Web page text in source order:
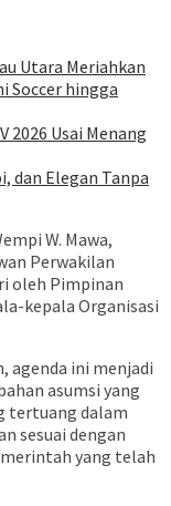
Utara Meriahkan
Soccer hingga
2026 Usai Menang
dan Elegan Tanpa
W. Mawa,
Perwakilan
oleh Pimpinan
kepala Organisasi
agenda ini menjadi
asumsi yang
tertuang dalam
sesuai dengan
yang telah